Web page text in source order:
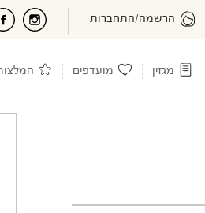
הרשמה/התחברות
מגזין מועדפים